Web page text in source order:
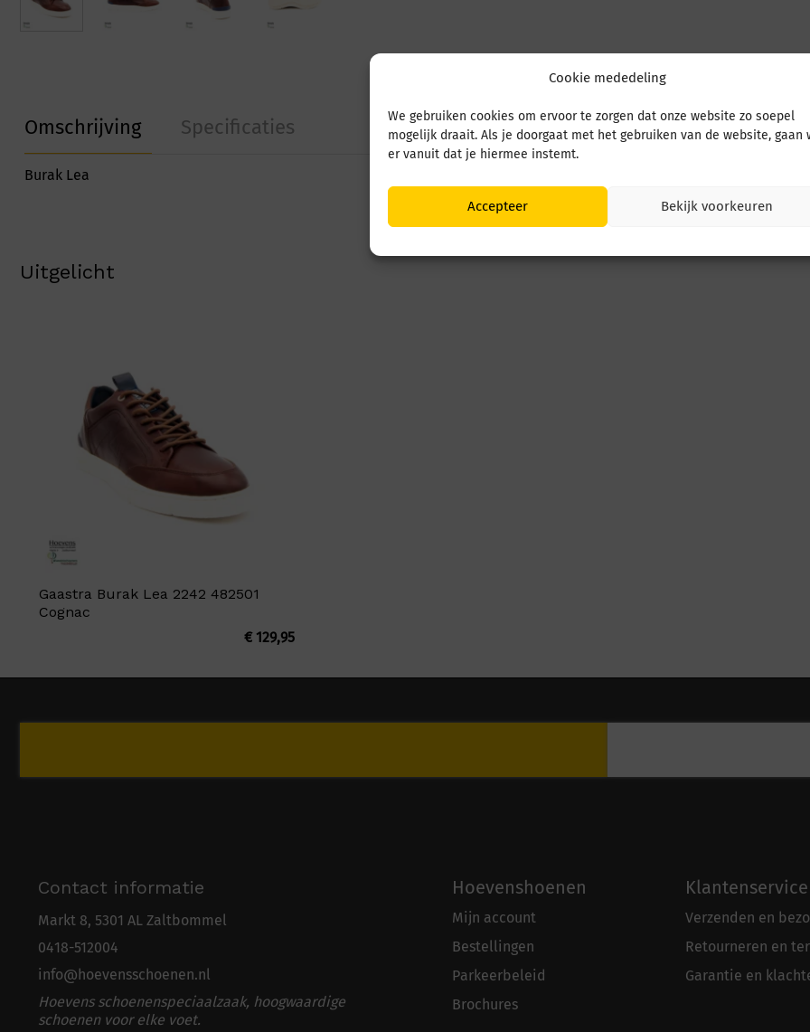
Cookie mededeling
We gebruiken cookies om ervoor te zorgen dat onze website zo soepel
mogelijk draait. Als je doorgaat met het gebruiken van de website, gaan
er vanuit dat je hiermee instemt.
Accepteer Bekijk voorkeuren
Omschrijving Specificaties
Burak Lea
Uitgelicht
Gaastra Burak Lea 2242 482501
Cognac
€129,95
Contact informatie
Markt 8, 5301 AL Zaltbommel
0418-512004
info@hoevensschoenen.nl
Hoevens schoenenspeciaalzaak, hoogwaardige
schoenen voor elke voet.
Hoevenshoenen
Mijn account
Bestellingen
Parkeerbeleid
Brochures
Klantenservice
Verzenden en
Retourneren en
Garantie en